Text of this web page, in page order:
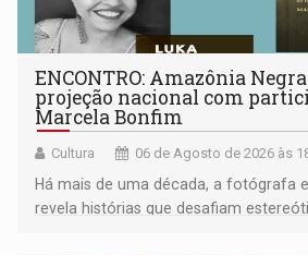
ENCONTRO: Amazônia
projeção nacional com
Marcela Bonfim
Cultura 06 de Agosto de 2026 às
Há mais de uma década, a fotógrafa
revela histórias que desafiam